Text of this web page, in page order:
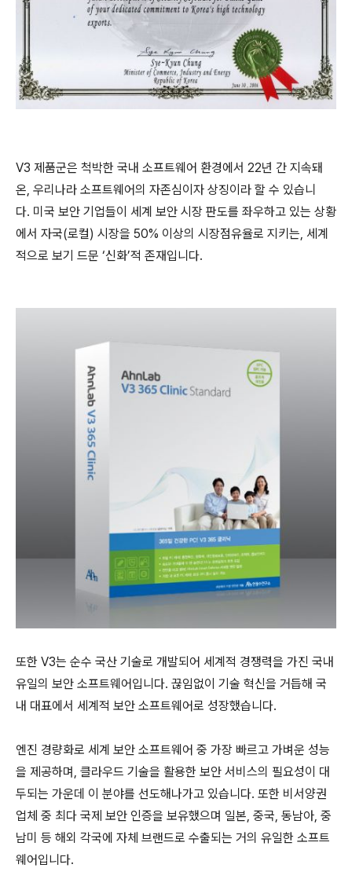
V3 제품군은 척박한 국내 소프트웨어 환경에서 22년 간 지속돼
온, 우리나라 소프트웨어의 자존심이자 상징이라 할 수 있습니
다. 미국 보안 기업들이 세계 보안 시장 판도를 좌우하고 있는 상황
에서 자국(로컬) 시장을 50% 이상의 시장점유율로 지키는, 세계
적으로 보기 드문 ‘신화’적 존재입니다.
또한 V3는 순수 국산 기술로 개발되어 세계적 경쟁력을 가진 국내
유일의 보안 소프트웨어입니다. 끊임없이 기술 혁신을 거듭해 국
내 대표에서 세계적 보안 소프트웨어로 성장했습니다.
엔진 경량화로 세계 보안 소프트웨어 중 가장 빠르고 가벼운 성능
을 제공하며, 클라우드 기술을 활용한 보안 서비스의 필요성이 대
두되는 가운데 이 분야를 선도해나가고 있습니다. 또한 비서양권
업체 중 최다 국제 보안 인증을 보유했으며 일본, 중국, 동남아, 중
남미 등 해외 각국에 자체 브랜드로 수출되는 거의 유일한 소프트
웨어입니다.